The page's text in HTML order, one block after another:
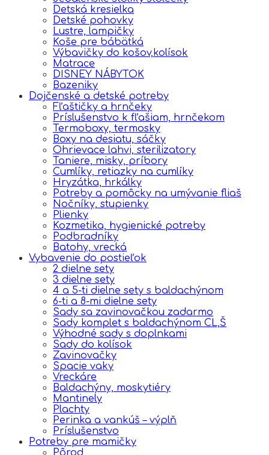
Detská kresielka
Detské pohovky
Lustre, lampičky
Koše pre bábätká
Výbavičky do košov,kolísok
Matrace
DISNEY NÁBYTOK
Bazeniky
Dojčenské a detské potreby
Fľaštičky a hrnčeky
Príslušenstvo k fľašiam, hrnčekom
Termoboxy, termosky
Boxy na desiatu, sáčky
Ohrievace lahvi, sterilizatory
Taniere, misky, príbory
Cumlíky, retiazky na cumlíky
Hryzátka, hrkálky
Potreby a pomôcky na umývanie fliaš
Nočníky, stupienky
Plienky
Kozmetika, hygienické potreby
Podbradníky
Batohy, vrecká
Vybavenie do postieľok
2 dielne sety
3 dielne sety
4 a 5-ti dielne sety s baldachýnom
6-ti a 8-mi dielne sety
Sady sa zavinovačkou zadarmo
Sady komplet s baldachýnom CL,Š
Výhodné sady s doplnkami
Sady do kolísok
Zavinovačky
Spacie vaky
Vreckáre
Baldachýny, moskytiéry
Mantinely
Plachty
Perinka a vankúš – výplň
Príslušenstvo
Potreby pre mamičky
Pôrod